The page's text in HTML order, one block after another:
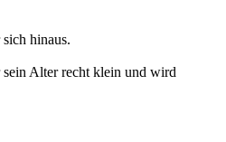
hinaus.
Alter recht klein und wird